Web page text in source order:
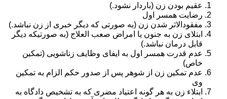
عقیم بودن زن (باردار نشود.)
رضایت همسر اول
مفقودالاثر شدن زن (به صورتی که دیگر خبری از زن نباشد.)
ابتلای زن به جنون یا امراض صعب العلاج (به صورتیکه دیگر
قابل درمان نباشد.)
عدم قدرت همسر اول به ایفای وظایف زناشویی (تمکین
خاص)
عدم تمکین زن از شوهر پس از صدور حکم الزام به تمکین
وی
ابتلاء زن به هر گونه اعتیاد مضری که به تشخیص دادگاه به